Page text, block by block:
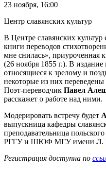
23 ноября, 16:00
Центр славянских культур
В Центре славянских культур
книги переводов
мне снилась», приуроченная
(26 ноября 1855 г.). В
относящиеся к зрелому и
некоторые из них
Поэт-переводчик Павел
расскажет о работе над ними.
Модерировать встречу будет
выпускница кафедры
преподавательница
РГГУ и ШЮФ МГУ имени Л.
Регистрация доступна по